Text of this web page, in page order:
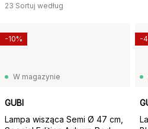
23 Sortuj według
W magazynie
GUBI
Lampa wisząca Semi Ø 47 cm,
-10% -